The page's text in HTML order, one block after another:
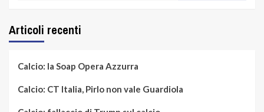
Articoli recenti
Calcio: la Soap Opera Azzurra
Calcio: CT Italia, Pirlo non vale Guardiola